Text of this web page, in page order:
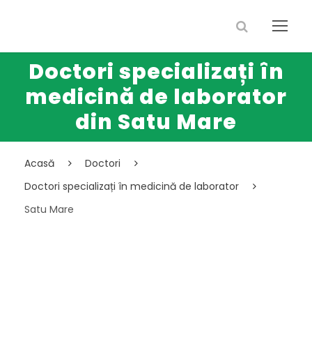
Doctori specializați în
medicină de laborator
din Satu Mare
Acasă
Doctori
Doctori specializați în medicină de laborator
Satu Mare